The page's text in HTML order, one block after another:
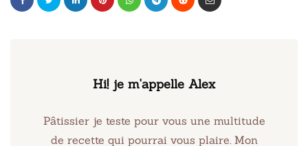
Hi! je m'appelle Alex
Pâtissier je teste pour vous une multitude
de recette qui pourrai vous plaire. Mon